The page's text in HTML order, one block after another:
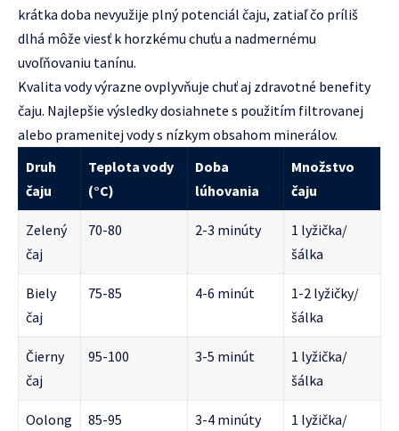
krátka doba nevyužije plný potenciál čaju, zatiaľ čo príliš
dlhá môže viesť k horzkému chuťu a nadmernému
uvoľňovaniu tanínu.
Kvalita vody výrazne ovplyvňuje chuť aj zdravotné benefity
čaju. Najlepšie výsledky dosiahnete s použitím filtrovanej
alebo pramenitej vody s nízkym obsahom minerálov.
Druh
čaju
Teplota vody
(°C)
Doba
lúhovania
Množstvo
čaju
Zelený
čaj
70-80 2-3 minúty
1 lyžička/
šálka
Biely
čaj
75-85 4-6 minút
1-2 lyžičky/
šálka
Čierny
čaj
95-100 3-5 minút
1 lyžička/
šálka
Oolong 85-95 3-4 minúty
1 lyžička/